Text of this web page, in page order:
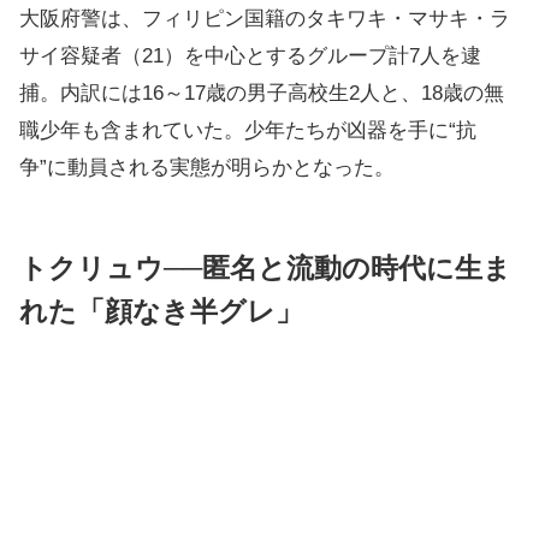
大阪府警は、フィリピン国籍のタキワキ・マサキ・ラ
サイ容疑者（21）を中心とするグループ計7人を逮
捕。内訳には16～17歳の男子高校生2人と、18歳の無
職少年も含まれていた。少年たちが凶器を手に“抗
争”に動員される実態が明らかとなった。
トクリュウ──匿名と流動の時代に生ま
れた「顔なき半グレ」